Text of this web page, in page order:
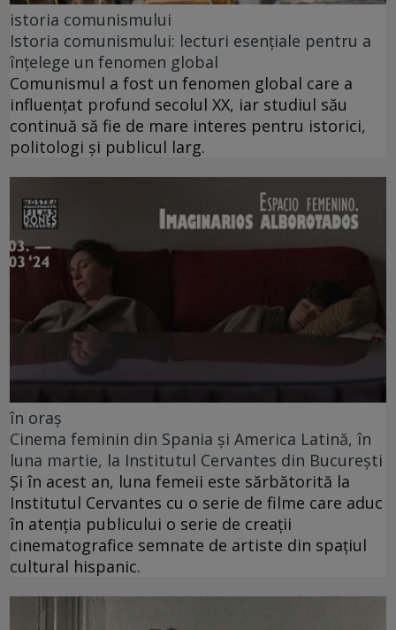
istoria comunismului
Istoria comunismului: lecturi esențiale pentru a
înțelege un fenomen global
Comunismul a fost un fenomen global care a
influențat profund secolul XX, iar studiul său
continuă să fie de mare interes pentru istorici,
politologi și publicul larg.
în oraș
Cinema feminin din Spania și America Latină, în
luna martie, la Institutul Cervantes din București
Și în acest an, luna femeii este sărbătorită la
Institutul Cervantes cu o serie de filme care aduc
în atenția publicului o serie de creații
cinematografice semnate de artiste din spațiul
cultural hispanic.